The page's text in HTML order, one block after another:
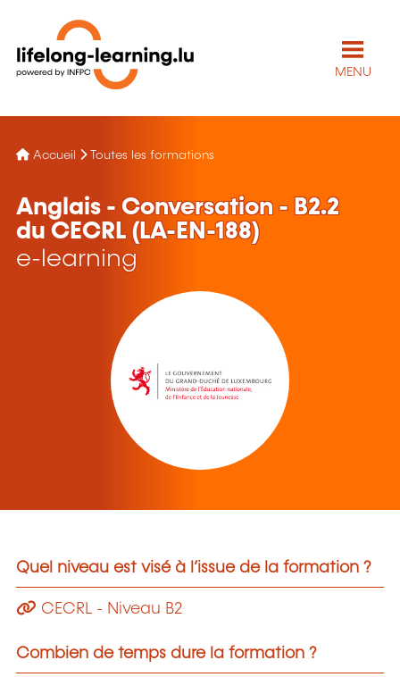
MENU
Accueil Toutes les formations
Anglais - Conversation - B2.2
du CECRL (LA-EN-188)
e-learning
Quel niveau est visé à l’issue de la formation ?
CECRL - Niveau B2
Combien de temps dure la formation ?